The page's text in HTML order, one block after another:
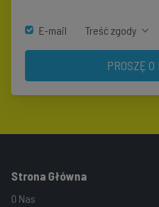
E-mail Treść zgody
PROSZĘ
Strona Główna
O Nas